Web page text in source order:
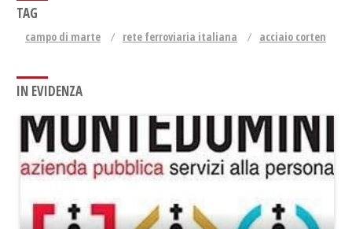
TAG
campo di marte rete ferroviaria italiana acciaio corten
IN EVIDENZA